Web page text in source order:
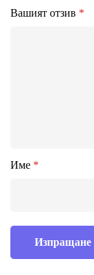
Вашият отзив *
Име *